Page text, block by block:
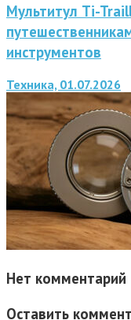
Мультитул Ti-
инструментов
Техника, 01.07.2026
Нет комментарий
Оставить